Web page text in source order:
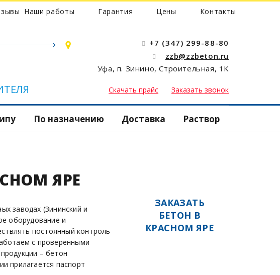
Наши работы Гарантия Цены Контакты
+7 (347) 299-88-80
zzb@zzbeton.ru
Уфа, п. Зинино, Строительная, 1К
Скачать прайс Заказать звонок
бетон
бетон
По назначению Доставка Раствор
ЗАКАЗАТЬ
БЕТОН В
КРАСНОМ ЯРЕ
ЯРЕ
заводах (Зининский и
оборудование и
постоянный контроль
с проверенными
– бетон
прилагается паспорт